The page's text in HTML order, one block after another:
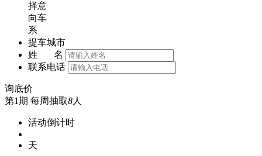
择意
向车
系
提车城市
姓 名
联系电话
询底价
第1期 每周抽取8人
活动倒计时
天